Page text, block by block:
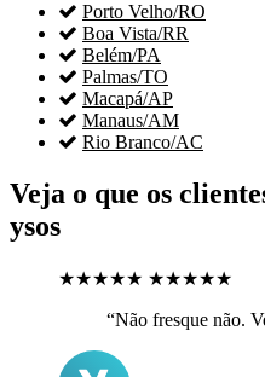
 Porto Velho/RO
 Boa Vista/RR
 Belém/PA
 Palmas/TO
 Macapá/AP
 Manaus/AM
 Rio Branco/AC
Veja o que os
ysos
★★★★★ ★★★★★
“Não fresque não.